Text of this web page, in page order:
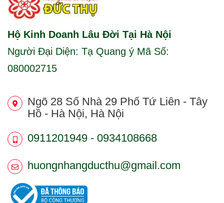
Hộ Kinh Doanh Lâu Đời Tại Hà Nội
Người Đại Diện: Tạ Quang ý Mã Số:
080002715
Ngõ 28 Số Nhà 29 Phố Tứ Liên - Tây
Hồ - Hà Nội, Hà Nội
0911201949 - 0934108668
huongnhangducthu@gmail.com